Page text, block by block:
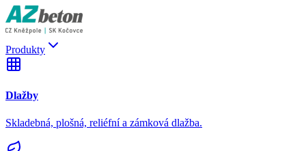
Produkty
Dlažby
Skladebná, plošná, reliéfní a zámková dlažba.